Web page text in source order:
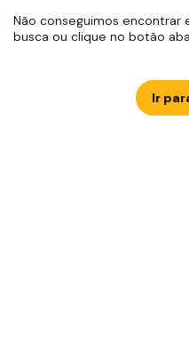
Não conseguimos encontrar
busca ou clique no botão
Ir